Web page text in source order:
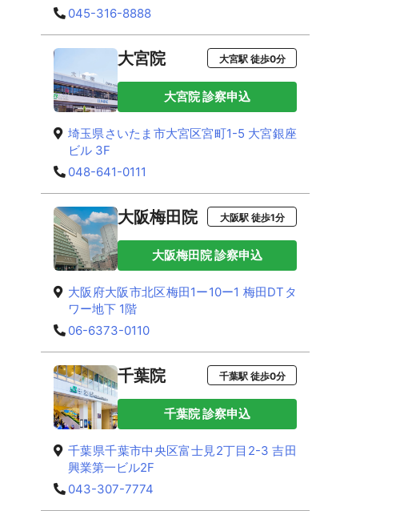
045-316-8888
大宮院 大宮駅 徒歩0分
大宮院 診察申込
埼玉県さいたま市大宮区宮町1-5 大宮銀座
ビル 3F
048-641-0111
大阪梅田院 大阪駅 徒歩1分
大阪梅田院 診察申込
大阪府大阪市北区梅田1ー10ー1 梅田DTタ
ワー地下 1階
06-6373-0110
千葉院 千葉駅 徒歩0分
千葉院 診察申込
千葉県千葉市中央区富士見2丁目2-3 吉田
興業第一ビル2F
043-307-7774